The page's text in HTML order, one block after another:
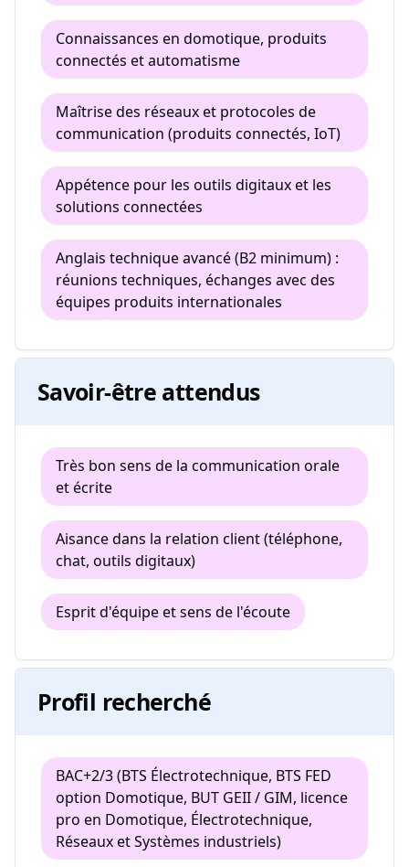
Connaissances en domotique, produits
connectés et automatisme
Maîtrise des réseaux et protocoles de
communication (produits connectés, IoT)
Appétence pour les outils digitaux et les
solutions connectées
Anglais technique avancé (B2 minimum) :
réunions techniques, échanges avec des
équipes produits internationales
Savoir-être attendus
Très bon sens de la communication orale
et écrite
Aisance dans la relation client (téléphone,
chat, outils digitaux)
Esprit d'équipe et sens de l'écoute
Profil recherché
BAC+2/3 (BTS Électrotechnique, BTS FED
option Domotique, BUT GEII / GIM, licence
pro en Domotique, Électrotechnique,
Réseaux et Systèmes industriels)